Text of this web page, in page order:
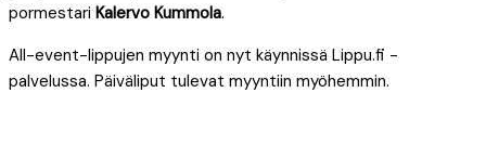
pormestari Kalervo Kummola.
All-event-lippujen myynti on nyt käynnissä Lippu.fi -
palvelussa. Päiväliput tulevat myyntiin myöhemmin.